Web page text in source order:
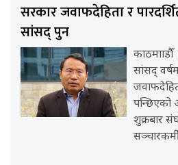
सरकार जवाफदेहिता र
सांसद् पुन
काठमााडौँ
सांसद्
पन्छिएको
शुक्रबार